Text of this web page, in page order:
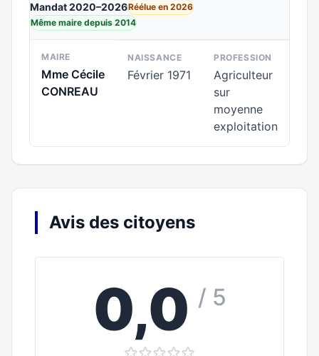
Mandat 2020–2026Réélue en 2026
Même maire depuis 2014
MAIRE
Mme Cécile
CONREAU
NAISSANCE
Février 1971
PROFESSION
Agriculteur
sur
moyenne
exploitation
Avis des citoyens
0,0 / 5